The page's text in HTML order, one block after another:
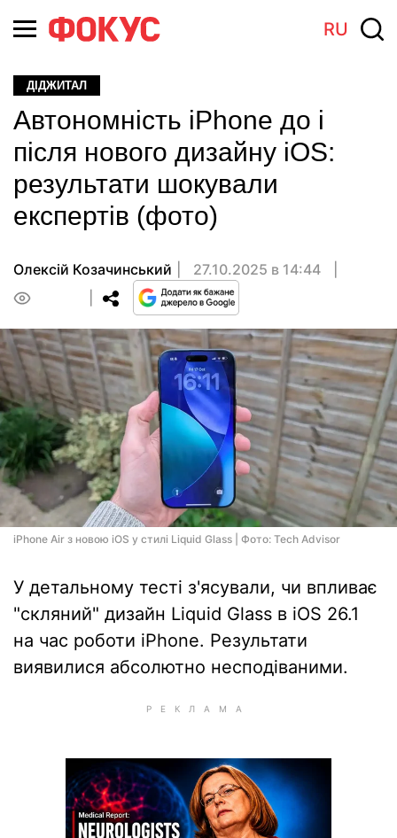
RU
ДІДЖИТАЛ
Автономність iPhone до і
після нового дизайну iOS:
результати шокували
експертів (фото)
Олексій Козачинський
27.10.2025 в 14:44
iPhone Air з новою iOS у стилі Liquid Glass | Фото: Tech Advisor
У детальному тесті з'ясували, чи впливає
"скляний" дизайн Liquid Glass в iOS 26.1
на час роботи iPhone. Результати
виявилися абсолютно несподіваними.